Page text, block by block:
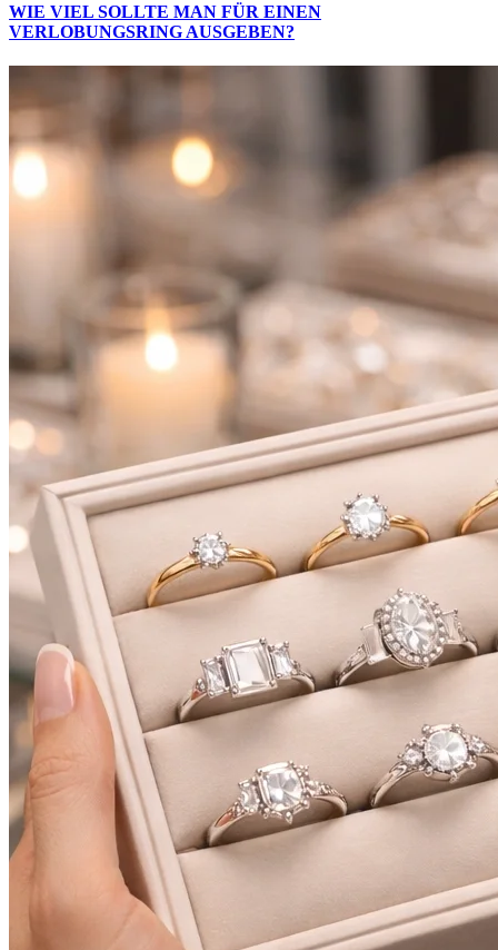
WIE VIEL SOLLTE MAN FÜR EINEN
VERLOBUNGSRING AUSGEBEN?